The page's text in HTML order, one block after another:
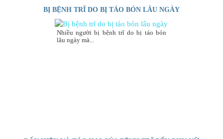
BỊ BỆNH TRĨ DO BỊ TÁO BÓN LÂU NGÀY
Nhiều người bị bệnh trĩ do bị táo bón
lâu ngày mà...